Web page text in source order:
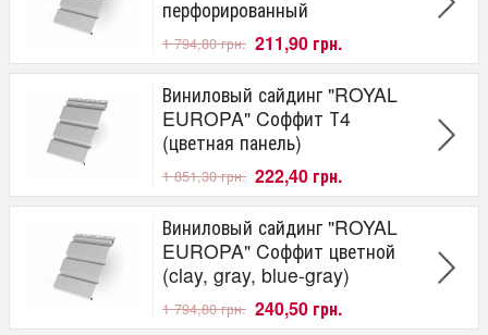
перфорированный
1 794,80 грн. 211,90 грн.
Виниловый сайдинг "ROYAL
EUROPA" Cоффит Т4
(цветная панель)
1 851,30 грн. 222,40 грн.
Виниловый сайдинг "ROYAL
EUROPA" Cоффит цветной
(clay, gray, blue-gray)
1 794,80 грн. 240,50 грн.